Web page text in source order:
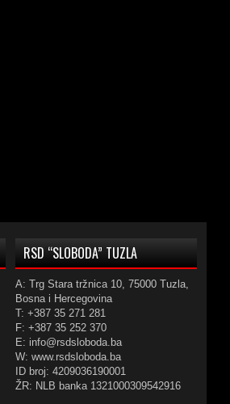
RSD “SLOBODA” TUZLA
A: Trg Stara tržnica 10, 75000 Tuzla,
Bosna i Hercegovina
T: +387 35 271 281
F: +387 35 252 370
E: info@rsdsloboda.ba
W: www.rsdsloboda.ba
ID broj: 4209036190001
ŽR: NLB banka 1321000309542916